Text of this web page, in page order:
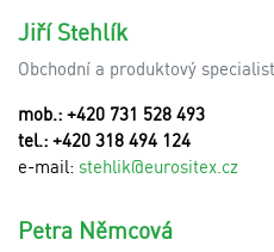
Jiří Stehlík
Obchodní a produktový
mob.: +420 731 528 493
tel.: +420 318 494 124
e-mail: stehlik@eurositex.cz
Petra Němcová